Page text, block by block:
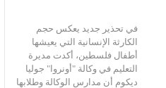
في تحذير جديد يعكس حجم
الكارثة الإنسانية التي يعيشها
أطفال فلسطين، أكدت مديرة
التعليم في وكالة "أونروا" جوليا
ديكوم أن مدارس الوكالة وطلابها